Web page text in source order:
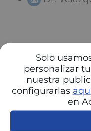
Solo
personalizar
nuestra
configurarlas
en